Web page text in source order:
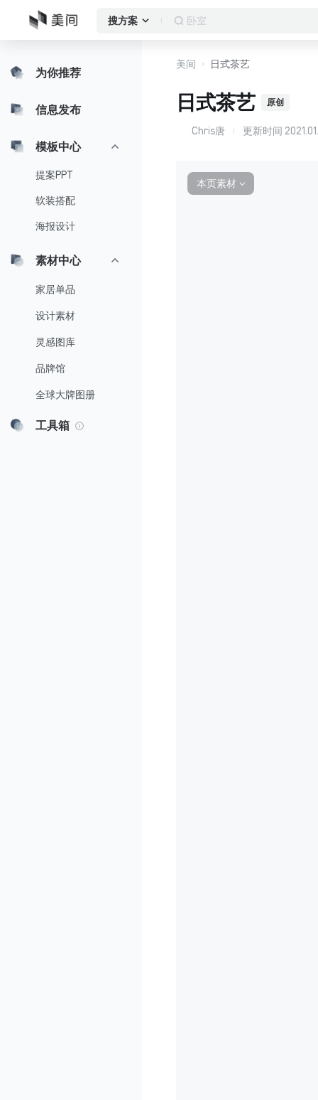
搜方案 卧室
为你推荐
信息发布
模板中心
提案PPT
软装搭配
海报设计
素材中心
家居单品
设计素材
灵感图库
品牌馆
全球大牌图册
工具箱
美间 日式茶艺
日式茶艺 原创
Chris唐 更新时间
本页素材 ∨